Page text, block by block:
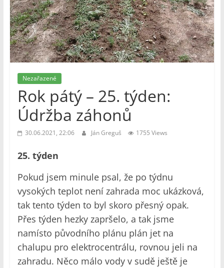
Nezařazené
Rok pátý – 25. týden:
Údržba záhonů
30.06.2021, 22:06 Ján Greguš 1755 Views
25. týden
Pokud jsem minule psal, že po týdnu
vysokých teplot není zahrada moc ukázková,
tak tento týden to byl skoro přesný opak.
Přes týden hezky zapršelo, a tak jsme
namísto původního plánu plán jet na
chalupu pro elektrocentrálu, rovnou jeli na
zahradu. Něco málo vody v sudě ještě je